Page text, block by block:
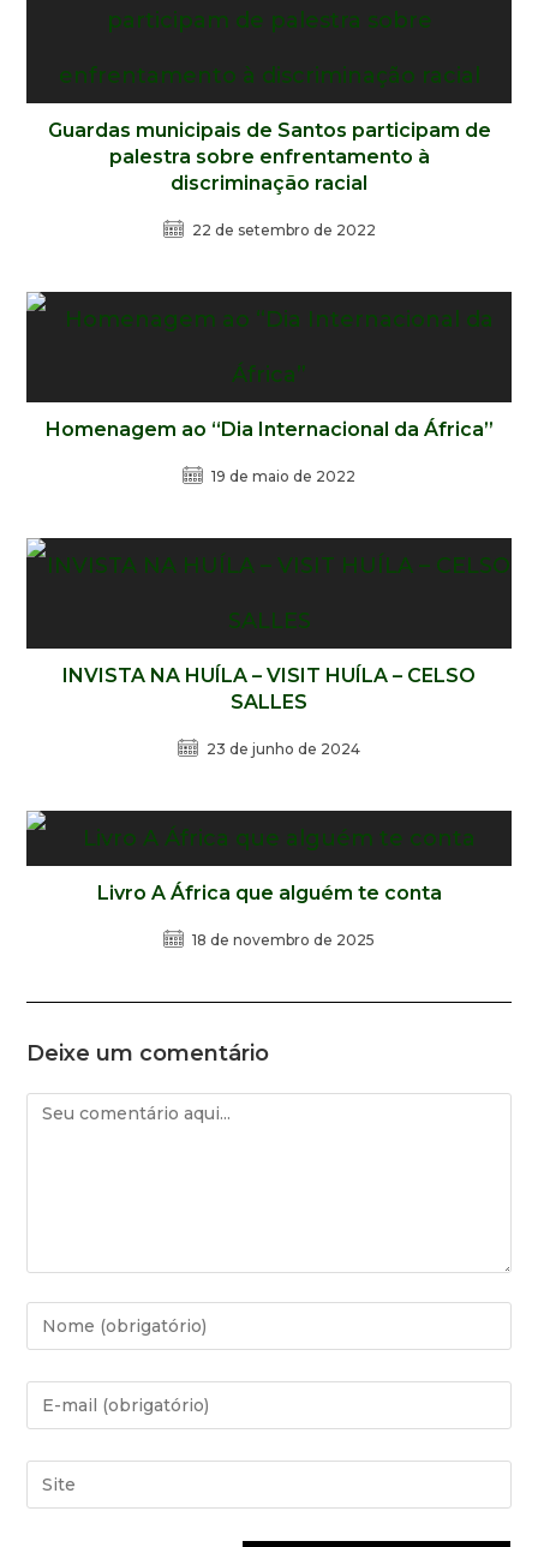
Guardas municipais de Santos participam de
palestra sobre enfrentamento à
discriminação racial
22 de setembro de 2022
Homenagem ao “Dia Internacional da África”
19 de maio de 2022
INVISTA NA HUÍLA – VISIT HUÍLA – CELSO
SALLES
23 de junho de 2024
Livro A África que alguém te conta
18 de novembro de 2025
Deixe um comentário